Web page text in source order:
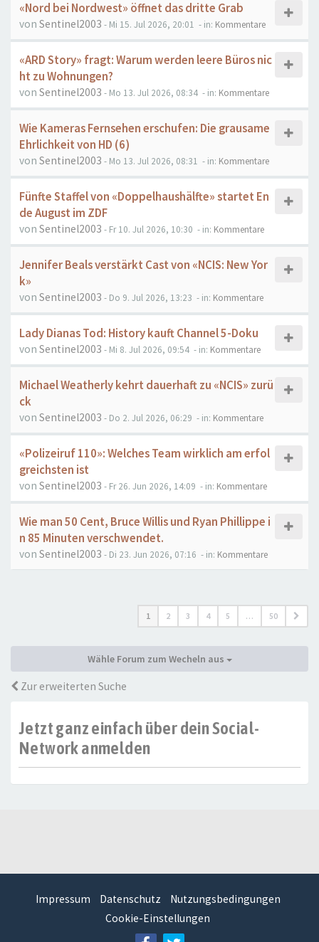
«Nord bei Nordwest» öffnet das dritte Grab
von Sentinel2003 - Mi 15. Jul 2026, 20:01 - in: Kommentare
«ARD Story» fragt: Warum werden leere Büros nic
ht zu Wohnungen?
von Sentinel2003 - Mo 13. Jul 2026, 08:34 - in: Kommentare
Wie Kameras Fernsehen erschufen: Die grausame
Ehrlichkeit von HD (6)
von Sentinel2003 - Mo 13. Jul 2026, 08:31 - in: Kommentare
Fünfte Staffel von «Doppelhaushälfte» startet En
de August im ZDF
von Sentinel2003 - Fr 10. Jul 2026, 10:30 - in: Kommentare
Jennifer Beals verstärkt Cast von «NCIS: New Yor
k»
von Sentinel2003 - Do 9. Jul 2026, 13:23 - in: Kommentare
Lady Dianas Tod: History kauft Channel 5-Doku
von Sentinel2003 - Mi 8. Jul 2026, 09:54 - in: Kommentare
Michael Weatherly kehrt dauerhaft zu «NCIS» zurü
ck
von Sentinel2003 - Do 2. Jul 2026, 06:29 - in: Kommentare
«Polizeiruf 110»: Welches Team wirklich am erfol
greichsten ist
von Sentinel2003 - Fr 26. Jun 2026, 14:09 - in: Kommentare
Wie man 50 Cent, Bruce Willis und Ryan Phillippe i
n 85 Minuten verschwendet.
von Sentinel2003 - Di 23. Jun 2026, 07:16 - in: Kommentare
1 2 3 4 5 … 50
Wähle Forum zum Wecheln aus
Zur erweiterten Suche
Jetzt ganz einfach über dein Social-
Network anmelden
Impressum Datenschutz
Nutzungsbedingungen
Cookie-Einstellungen